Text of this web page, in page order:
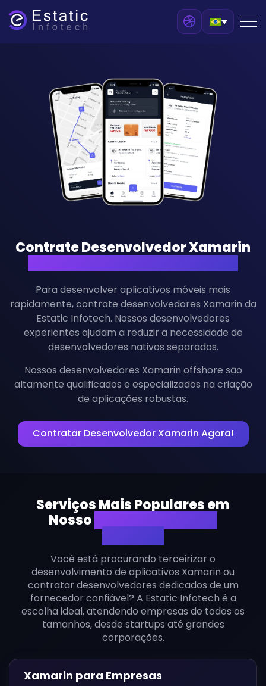
Contrate Desenvolvedor Xamarin
Para desenvolver aplicativos móveis mais
rapidamente, contrate desenvolvedores Xamarin da
Estatic Infotech. Nossos desenvolvedores
experientes ajudam a reduzir a necessidade de
desenvolvedores nativos separados.
Nossos desenvolvedores Xamarin offshore são
altamente qualificados e especializados na criação
de aplicações robustas.
Contratar Desenvolvedor Xamarin Agora!
Serviços Mais Populares em
Nosso
Você está procurando terceirizar o
desenvolvimento de aplicativos Xamarin ou
contratar desenvolvedores dedicados de um
fornecedor confiável? A Estatic Infotech é a
escolha ideal, atendendo empresas de todos os
tamanhos, desde startups até grandes
corporações.
Xamarin para Empresas